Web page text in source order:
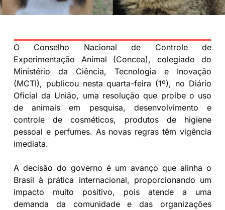
O Conselho Nacional de Controle de
Experimentação Animal (Concea), colegiado do
Ministério da Ciência, Tecnologia e Inovação
(MCTI), publicou nesta quarta-feira (1º), no Diário
Oficial da União, uma resolução que proíbe o uso
de animais em pesquisa, desenvolvimento e
controle de cosméticos, produtos de higiene
pessoal e perfumes. As novas regras têm vigência
imediata.
A decisão do governo é um avanço que alinha o
Brasil à prática internacional, proporcionando um
impacto muito positivo, pois atende a uma
demanda da comunidade e das organizações